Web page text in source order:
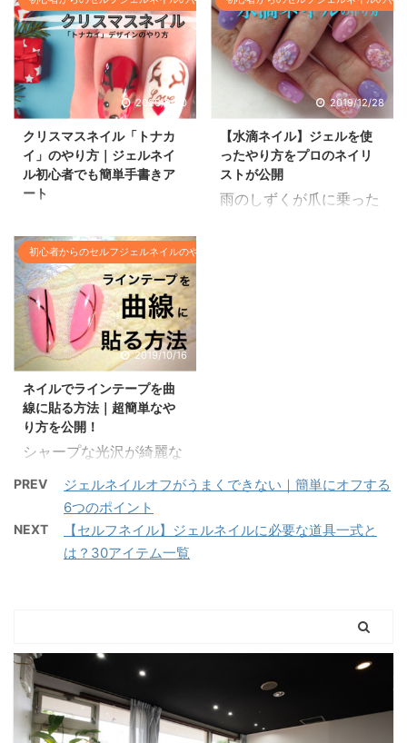
んが、実は簡単！ ジェル
を使った「銀河ネイル」
のやり方と、ポイントや
コツを、ネイリスト歴12
年のネイル講師が解説し
ていきます。 今年人気の
おすすめデザインや、色
とデザインの組合わせ方
なども参考になさってく
とは、天の川のことを、
中国語で「天河」という
言葉を由来とし、見た目
が「銀色」だということ
で『銀河』と呼ばれるよ
うになったんだとか。 銀
河ネイルは、他にもギャ
ラクシーネイル、宇宙ネ
イル、星空ネイ ...
斜めにだったり、真横だ
ったりするアートを、
「変形フレンチ」と言い
ます。 実は、通常のフレ
ンチネイルよりも、簡単
なのです♪ 3つの定番
「変形フレンチ」のやり
方と、他にもたくさんあ
る『おすすめ変形フレン
チ14種類』をネイリスト
2020/9/30
クリスマスネイル「トナカ
イ」のやり方｜ジェルネイ
ル初心者でも簡単手書きア
ート
ナカイ」を初心者でも簡
単に手書きできるジェル
ネイルアートのやり方動
画とポイントを解説して
います。
2019/12/28
【水滴ネイル】ジェルを使
ったやり方をプロのネイリ
ストが公開
雨のしずくが爪に乗った
ネイリスト歴12年のネイ
す。 水滴ネイルデザイン
イルとあじさいを合わせ
て 雫型 雫型の水滴ネイ
ル チー ...
初心者からのセルフジェルネイルのやり方基本
2019/10/16
ネイルでラインテープを曲
線に貼る方法｜超簡単なや
り方を公開！
シャープな光沢が綺麗な
ネイルなどに良く使われ
ますね。 でも最近では、
ラインテープではありえ
ないほどの曲線に貼られ
なのです。 実は、
『引っ張るだけ！！』 そ
のやり方を、ネイリスト
歴12年のネイル講師が解
PREV
ジェルネイルオフがうまくできない｜簡単にオフする
6つのポイント
NEXT
【セルフネイル】ジェルネイルに必要な道具一式と
は？30アイテム一覧